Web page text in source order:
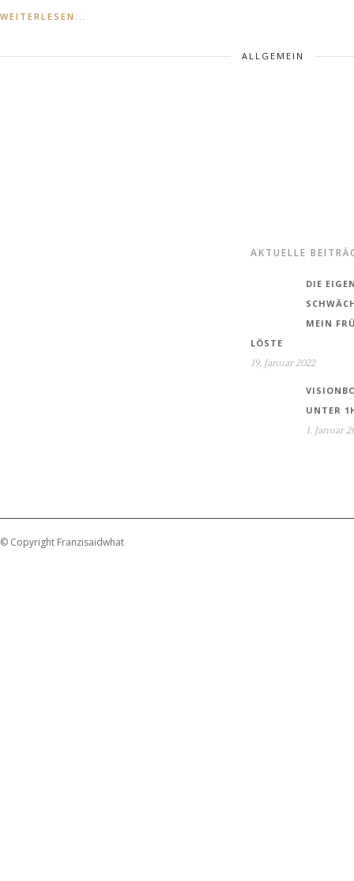
WEITERLESEN...
ALLGEMEIN
AKTUELLE
DIE
MEIN
LÖSTE
19. Januar 2022
UNTER
1. Januar
© Copyright Franzisaidwhat